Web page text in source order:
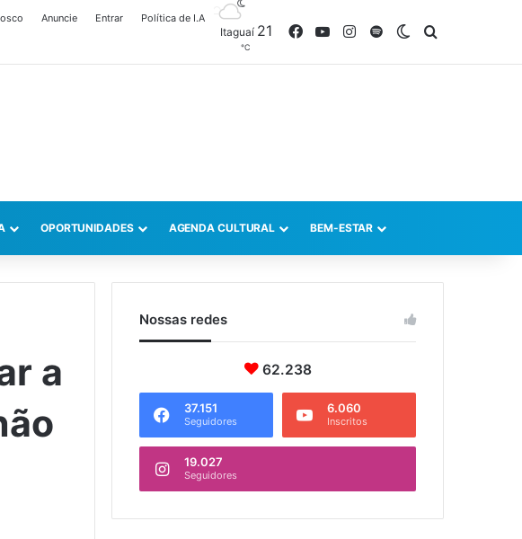
Anuncie Entrar Política de I.A
Itaguaí 21
℃
FacebookYouTubeInstagram
SpotifySwitch skin
OPORTUNIDADES AGENDA CULTURAL BEM-ESTAR
a
Nossas redes
62.238
37.151
Seguidores
6.060
Inscritos
19.027
Seguidores